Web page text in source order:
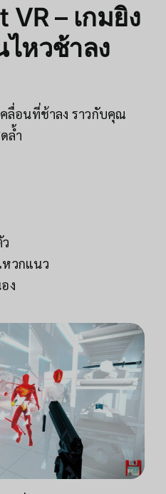
– เกมยิง
ไหวช้าลง
ลื่อนที่ช้าลง ราวกับคุณ
ล้ำ
วกแนว
ง